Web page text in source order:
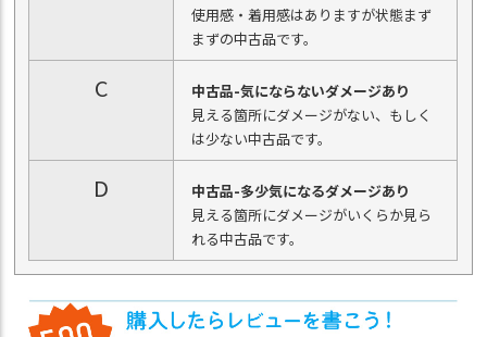
使用感・着用感はありますが状態まず
まずの中古品です。
C
中古品-気にならないダメージあり
見える箇所にダメージがない、もしく
は少ない中古品です。
D
中古品-多少気になるダメージあり
見える箇所にダメージがいくらか見ら
れる中古品です。